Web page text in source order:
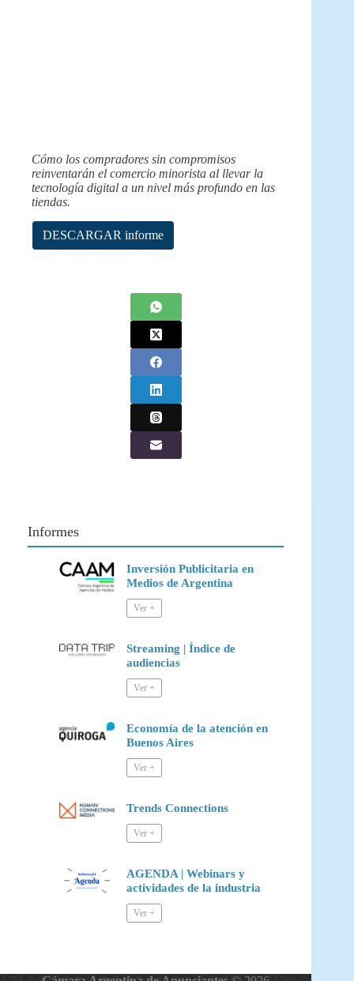
Cómo los compradores sin compromisos
reinventarán el comercio minorista al llevar la
tecnología digital a un nivel más profundo en las
tiendas.
DESCARGAR informe
Informes
Inversión Publicitaria en
Medios de Argentina
Streaming | Índice de
audiencias
Economía de la atención en
Buenos Aires
Trends Connections
AGENDA | Webinars y
actividades de la industria